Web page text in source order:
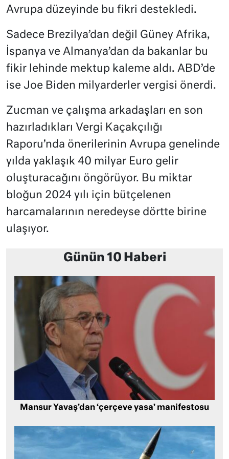
Avrupa düzeyinde bu fikri destekledi.
Sadece Brezilya’dan değil Güney Afrika,
İspanya ve Almanya’dan da bakanlar bu
fikir lehinde mektup kaleme aldı. ABD’de
ise Joe Biden milyarderler vergisi önerdi.
Zucman ve çalışma arkadaşları en son
hazırladıkları Vergi Kaçakçılığı
Raporu’nda önerilerinin Avrupa genelinde
yılda yaklaşık 40 milyar Euro gelir
oluşturacağını öngörüyor. Bu miktar
bloğun 2024 yılı için bütçelenen
harcamalarının neredeyse dörtte birine
ulaşıyor.
Günün 10 Haberi
Mansur Yavaş’dan ‘çerçeve yasa’ manifestosu